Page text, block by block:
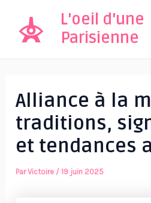
contenu
L'oeil d'une
Parisienne
Alliance à la
traditions,
et tendances
ParVictoire /19 juin 2025